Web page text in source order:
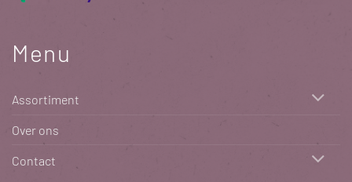
Menu
Assortiment
Over ons
Contact